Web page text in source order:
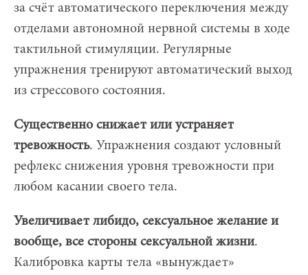
за счёт автоматического переключения между
отделами автономной нервной системы в ходе
тактильной стимуляции. Регулярные
упражнения тренируют автоматический выход
из стрессового состояния.
Существенно снижает или устраняет
тревожность. Упражнения создают условный
рефлекс снижения уровня тревожности при
любом касании своего тела.
Увеличивает либидо, сексуальное желание и
вообще, все стороны сексуальной жизни.
Калибровка карты тела «вынуждает»